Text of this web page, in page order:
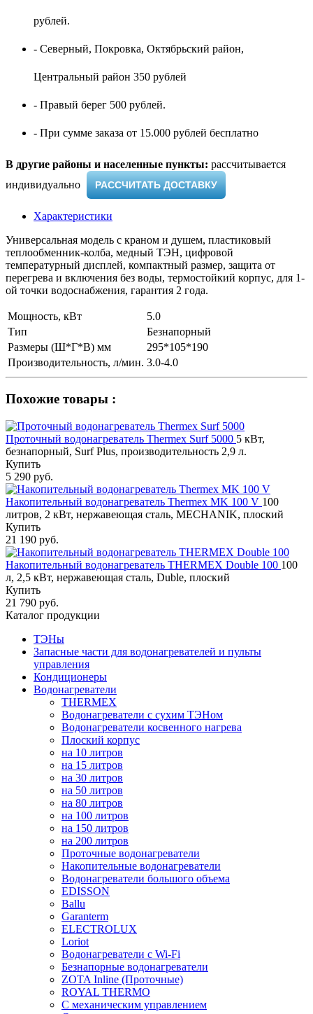
рублей.
- Северный, Покровка, Октябрьский район,
Центральный район 350 рублей
- Правый берег 500 рублей.
- При сумме заказа от 15.000 рублей бесплатно
В другие районы и населенные пункты: рассчитывается
индивидуально ​
РАССЧИТАТЬ ДОСТАВКУ
Характеристики
Универсальная модель с краном и душем, пластиковый
теплообменник-колба, медный ТЭН, цифровой
температурный дисплей, компактный размер, защита от
перегрева и включения без воды, термостойкий корпус, для 1-
ой точки водоснабжения, гарантия 2 года.
Мощность, кВт
5.0
Тип
Безнапорный
Размеры (Ш*Г*В) мм
295*105*190
Производительность, л/мин. 3.0-4.0
Похожие товары :
Проточный водонагреватель Thermex Surf 5000 5 кВт,
безнапорный, Surf Plus, производительность 2,9 л.
Купить
5 290 руб.
Накопительный водонагреватель Thermex MK 100 V 100
литров, 2 кВт, нержавеющая сталь, MECHANIK, плоский
Купить
21 190 руб.
Накопительный водонагреватель THERMEX Double 100 100
л, 2,5 кВт, нержавеющая сталь, Duble, плоский
Купить
21 790 руб.
Каталог продукции
ТЭНы
Запасные части для водонагревателей и пульты
управления
Кондиционеры
Водонагреватели
THERMEX
Водонагреватели с сухим ТЭНом
Водонагреватели косвенного нагрева
Плоский корпус
на 10 литров
на 15 литров
на 30 литров
на 50 литров
на 80 литров
на 100 литров
на 150 литров
на 200 литров
Проточные водонагреватели
Накопительные водонагреватели
Водонагреватели большого объема
EDISSON
Ballu
Garanterm
ELECTROLUX
Loriot
Водонагреватели с Wi-Fi
Безнапорные водонагреватели
ZOTA Inline (Проточные)
ROYAL THERMO
С механическим управлением